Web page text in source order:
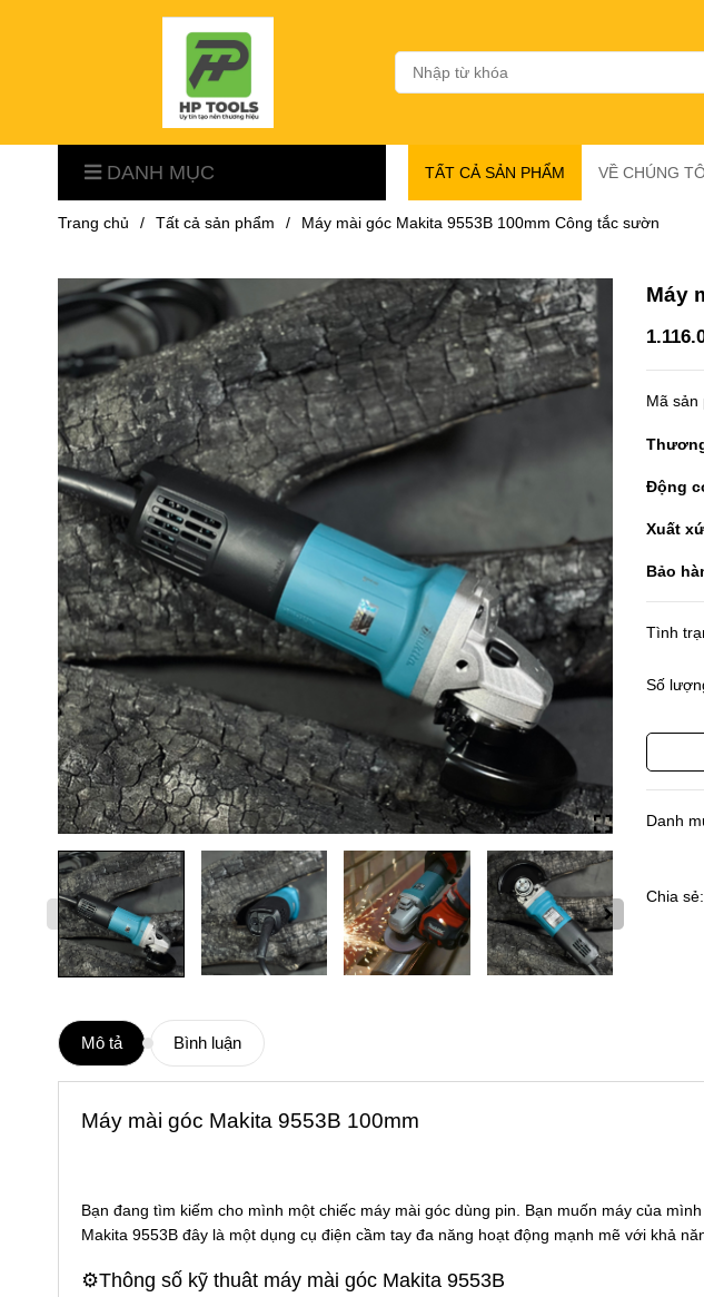
DANH MỤC TẤT CẢ SẢN PHẨM VỀ CHÚNG
Trang chủ / Tất cả sản phẩm / Máy mài góc Makita 9553B 100mm Công tắc sườn
Máy
Mã sản
Động
Xuất
Bảo
Tình
Số
Danh
Chia sẻ:
Mô tả Bình luận
Máy mài góc Makita 9553B 100mm
Bạn đang tìm kiếm cho mình một chiếc máy mài góc dùng pin. Bạn muốn máy của
Makita 9553B đây là một dụng cụ điện cầm tay đa năng hoạt động mạnh mẽ với khả
⚙️Thông số kỹ thuât máy mài góc Makita 9553B